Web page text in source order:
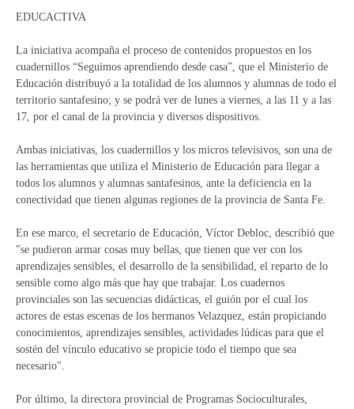
EDUCACTIVA
La iniciativa acompaña el proceso de contenidos propuestos en los
cuadernillos “Seguimos aprendiendo desde casa”, que el Ministerio de
Educación distribuyó a la totalidad de los alumnos y alumnas de todo el
territorio santafesino; y se podrá ver de lunes a viernes, a las 11 y a las
17, por el canal de la provincia y diversos dispositivos.
Ambas iniciativas, los cuadernillos y los micros televisivos, son una de
las herramientas que utiliza el Ministerio de Educación para llegar a
todos los alumnos y alumnas santafesinos, ante la deficiencia en la
conectividad que tienen algunas regiones de la provincia de Santa Fe.
En ese marco, el secretario de Educación, Víctor Debloc, describió que
"se pudieron armar cosas muy bellas, que tienen que ver con los
aprendizajes sensibles, el desarrollo de la sensibilidad, el reparto de lo
sensible como algo más que hay que trabajar. Los cuadernos
provinciales son las secuencias didácticas, el guión por el cual los
actores de estas escenas de los hermanos Velazquez, están propiciando
conocimientos, aprendizajes sensibles, actividades lúdicas para que el
sostén del vínculo educativo se propicie todo el tiempo que sea
necesario".
Por último, la directora provincial de Programas Socioculturales,